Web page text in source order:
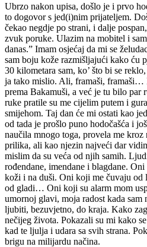
Ubrzo nakon upisa, došlo je i prvo
to dogovor s jed(i)nim prijateljem.
čekao negdje po strani, i dalje
zvuk poruke. Ulazim na mobitel i
danas.” Imam osjećaj da mi se
sam boju kože razmišljajući kako ću
30 kilometara sam, ko’ što bi se
ja tako mislio. Ali, framaši, framaši…
prema Bakamuši, a već je tu bilo par
ruke pratile su me cijelim putem i
smijehom. Taj dan će mi ostati kao
od tada je prošlo puno hodočašća i
naučila mnogo toga, provela me
prilika, ali kao njezin najveći dar
mislim da su veća od njih samih.
rođendane, imendane i blagdane.
koži i na duši. Oni koji me čuvaju od
od gladi… Oni koji su alarm mom
umornoj glavi, moja radost kada
ljubiti, bezuvjetno, do kraja. Kako
nečijeg života. Pokazali su mi kako
kad te ljulja i udara sa svih strana.
brigu na milijardu načina.